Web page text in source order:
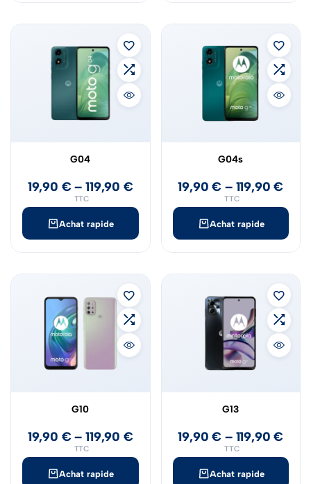
Achat rapide
G04
19,90 € –119,90 €
TTC
Achat rapide
G04s
19,90€ – 119,90€
TTC
Achat rapide
G10
19,90 € –119,90 €
TTC
Achat rapide
G13
19,90€ – 119,90€
TTC